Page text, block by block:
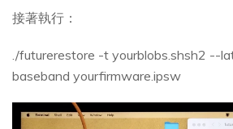
接著執行：
./futurerestore -t yourblobs.shsh2 --
baseband yourfirmware.ipsw